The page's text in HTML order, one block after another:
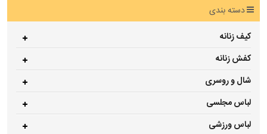
دسته بندی
کیف زنانه
کفش زنانه
شال و روسری
لباس مجلسی
لباس ورزشی